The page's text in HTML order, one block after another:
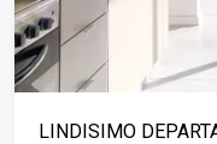
LINDISIMO